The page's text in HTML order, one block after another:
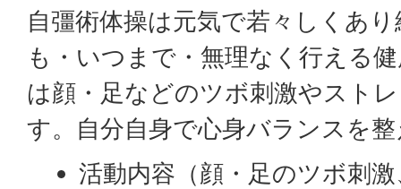
自彊術体操は元気で若々しくあ
も・いつまで・無理なく行える
は顔・足などのツボ刺激やスト
す。自分自身で心身バランスを
活動内容（顔・足のツボ刺